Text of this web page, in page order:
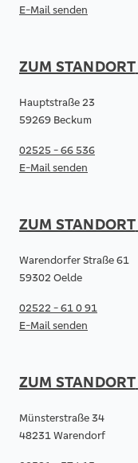
E-Mail senden
ZUM STANDORT
Hauptstraße 23
59269 Beckum
02525 - 66 536
E-Mail senden
ZUM STANDORT
Warendorfer Straße 61
59302 Oelde
02522 - 61 0 91
E-Mail senden
ZUM STANDORT
Münsterstraße 34
48231 Warendorf